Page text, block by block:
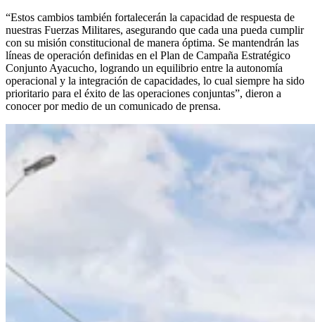
“Estos cambios también fortalecerán la capacidad de respuesta de
nuestras Fuerzas Militares, asegurando que cada una pueda cumplir
con su misión constitucional de manera óptima. Se mantendrán las
líneas de operación definidas en el Plan de Campaña Estratégico
Conjunto Ayacucho, logrando un equilibrio entre la autonomía
operacional y la integración de capacidades, lo cual siempre ha sido
prioritario para el éxito de las operaciones conjuntas”, dieron a
conocer por medio de un comunicado de prensa.